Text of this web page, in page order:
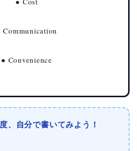
Communication
● Convenience
、自分で書いてみよう！